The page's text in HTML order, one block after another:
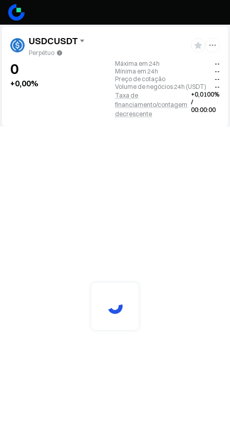
USDCUSDT
Perpétuo
0
+0,00%
Máxima em 24h
--
Mínima em 24h
--
Preço de cotação
--
Volume de negócios 24h (USDT)
--
Taxa de
financiamento/contagem
decrescente
+0,0100%
/
00:00:00